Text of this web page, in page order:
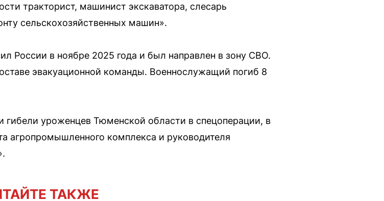
тракторист, машинист экскаватора, слесарь
сельскохозяйственных машин».
России в ноябре 2025 года и был направлен в зону СВО.
эвакуационной команды. Военнослужащий погиб 8
гибели уроженцев Тюменской области в спецоперации, в
агропромышленного комплекса и руководителя
ТАКЖЕ